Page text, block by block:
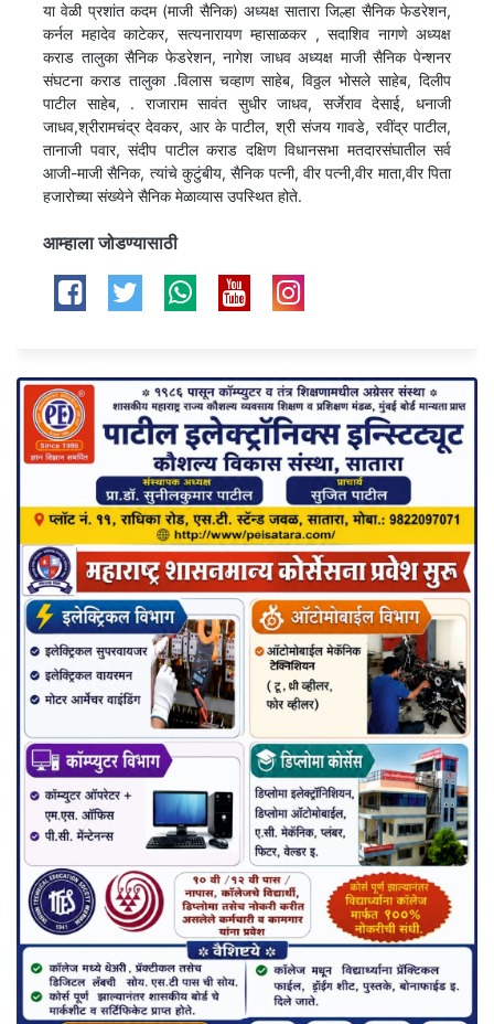
या वेळी प्रशांत कदम (माजी सैनिक) अध्यक्ष सातारा जिल्हा सैनिक फेडरेशन,
कर्नल महादेव काटेकर, सत्यनारायण म्हासाळकर , सदाशिव नागणे अध्यक्ष
कराड तालुका सैनिक फेडरेशन, नागेश जाधव अध्यक्ष माजी सैनिक पेन्शनर
संघटना कराड तालुका .विलास चव्हाण साहेब, विठ्ठल भोसले साहेब, दिलीप
पाटील साहेब, . राजाराम सावंत सुधीर जाधव, सर्जेराव देसाई, धनाजी
जाधव,श्रीरामचंद्र देवकर, आर के पाटील, श्री संजय गावडे, रवींद्र पाटील,
तानाजी पवार, संदीप पाटील कराड दक्षिण विधानसभा मतदारसंघातील सर्व
आजी-माजी सैनिक, त्यांचे कुटुंबीय, सैनिक पत्नी, वीर पत्नी,वीर माता,वीर पिता
हजारोच्या संख्येने सैनिक मेळाव्यास उपस्थित होते.
आम्हाला जोडण्यासाठी